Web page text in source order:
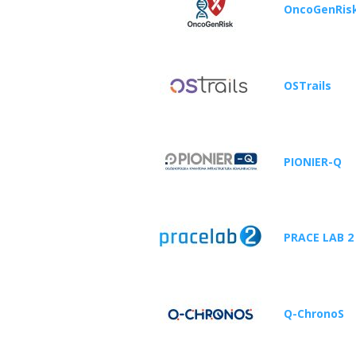
OSTrails
PIONIER-Q
PRACE LAB 2
Q-ChronoS